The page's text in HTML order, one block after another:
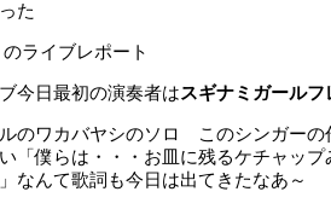
た
ライブレポート
今日最初の演奏者はスギナミガール
のワカバヤシのソロ このシンガーの
「僕らは・・・お皿に残るケチャッ
なんて歌詞も今日は出てきたなあ～